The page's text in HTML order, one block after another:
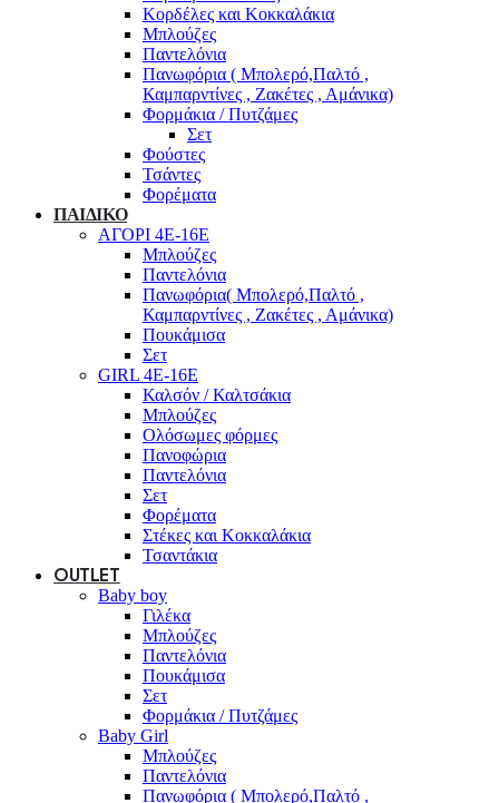
Κορδέλες και Κοκκαλάκια
Μπλούζες
Παντελόνια
Πανωφόρια ( Μπολερό,Παλτό ,
Καμπαρντίνες , Ζακέτες , Αμάνικα)
Φορμάκια / Πυτζάμες
Σετ
Φούστες
Τσάντες
Φορέματα
ΠΑΙΔΙΚΟ
ΑΓΟΡΙ 4Ε-16Ε
Μπλούζες
Παντελόνια
Πανωφόρια( Μπολερό,Παλτό ,
Καμπαρντίνες , Ζακέτες , Αμάνικα)
Πουκάμισα
Σετ
GIRL 4Ε-16Ε
Καλσόν / Καλτσάκια
Μπλούζες
Ολόσωμες φόρμες
Πανοφώρια
Παντελόνια
Σετ
Φορέματα
Στέκες και Κοκκαλάκια
Τσαντάκια
OUTLET
Baby boy
Γιλέκα
Μπλούζες
Παντελόνια
Πουκάμισα
Σετ
Φορμάκια / Πυτζάμες
Baby Girl
Μπλούζες
Παντελόνια
Πανωφόρια ( Μπολερό,Παλτό ,